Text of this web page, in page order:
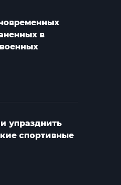
в
упразднить
спортивные